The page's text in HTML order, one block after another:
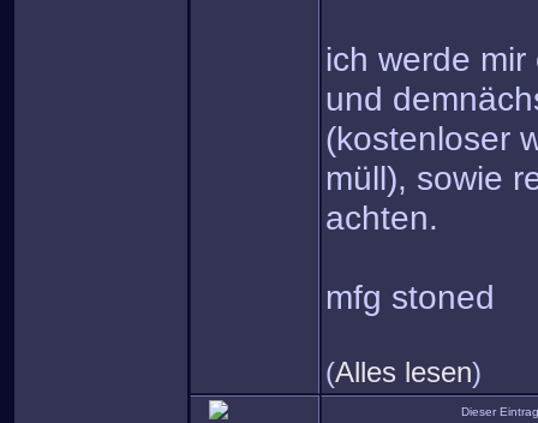
ich werde
und
(kostenloser
müll), sowie
achten.
mfg stoned
(Alles lesen)
Dieser